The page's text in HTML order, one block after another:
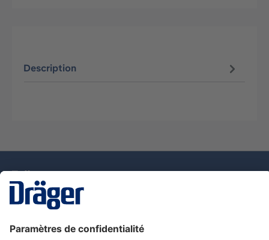
Description
Nous contacter